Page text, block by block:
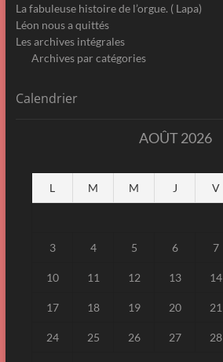
La fabuleuse histoire de l’orgue. ( Lapa)
Léon nous a quittés
Les archives intégrales
Archives par catégories
Calendrier
AOÛT 2026
L M M J V
3 4 5 6 7
10 11 12 13 14
17 18 19 20 21
24 25 26 27 28